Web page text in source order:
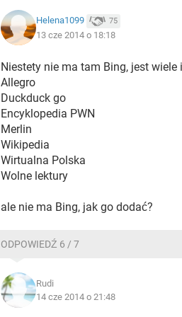
Helena1099 75
13 cze 2014 o 18:18
Niestety nie ma tam Bing, jest wiele
Allegro
Duckduck go
Encyklopedia PWN
Merlin
Wikipedia
Wirtualna Polska
Wolne lektury
ale nie ma Bing, jak go dodać?
ODPOWIEDŹ 6 / 7
Rudi
14 cze 2014 o 21:48